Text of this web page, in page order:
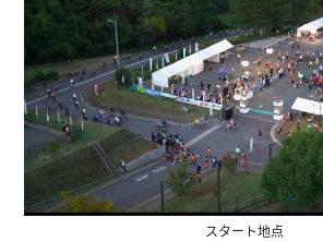
スタート地点